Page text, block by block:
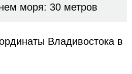
моря: 30 метров
Владивостока в